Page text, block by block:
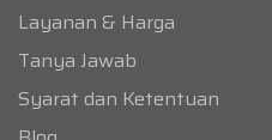
Layanan & Harga
Tanya Jawab
Syarat dan Ketentuan